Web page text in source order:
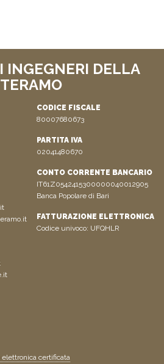
INGEGNERI DELLA
CODICE FISCALE
80007680673
PARTITA IVA
02041480670
CONTO CORRENTE BANCARIO
IT61Z0542415300000040012905
Banca Popolare di Bari
FATTURAZIONE ELETTRONICA
Codice univoco: UFQHLR
certificata